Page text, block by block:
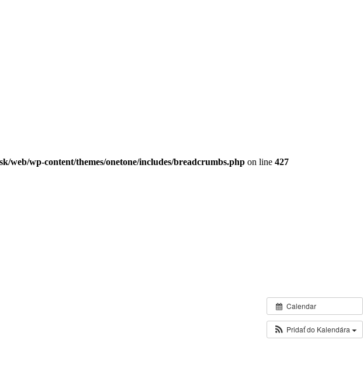
web/wp-content/themes/onetone/includes/breadcrumbs.php on line 427
Calendar
Pridať do Kalendára